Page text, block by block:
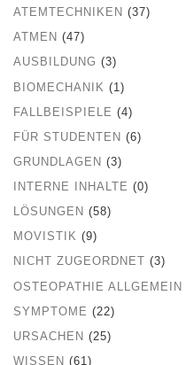
ATEMTECHNIKEN (37)
ATMEN (47)
AUSBILDUNG (3)
BIOMECHANIK (1)
FALLBEISPIELE (4)
FÜR STUDENTEN (6)
GRUNDLAGEN (3)
INTERNE INHALTE (0)
LÖSUNGEN (58)
MOVISTIK (9)
NICHT ZUGEORDNET (3)
OSTEOPATHIE ALLGEMEIN
SYMPTOME (22)
URSACHEN (25)
WISSEN (61)